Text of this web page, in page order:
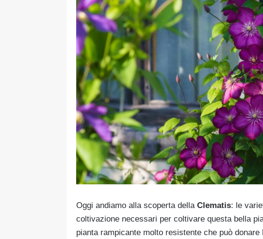
Oggi andiamo alla scoperta dellaClematis: le
coltivazione necessari per coltivare questa bella
pianta rampicante molto resistente che può